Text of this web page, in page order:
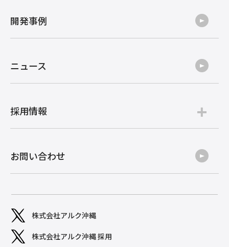
開発事例
ニュース
採用情報
お問い合わせ
株式会社アルク沖縄
株式会社アルク沖縄 採用